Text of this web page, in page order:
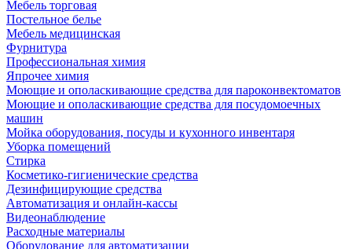
Мебель торговая
Постельное белье
Мебель медицинская
Фурнитура
Профессиональная химия
Япрочее химия
Моющие и ополаскивающие средства для пароконвектоматов
Моющие и ополаскивающие средства для посудомоечных
машин
Мойка оборудования, посуды и кухонного инвентаря
Уборка помещений
Стирка
Косметико-гигиенические средства
Дезинфицирующие средства
Автоматизация и онлайн-кассы
Видеонаблюдение
Расходные материалы
Оборудование для автоматизации